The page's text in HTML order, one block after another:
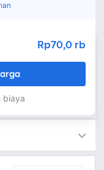
Rp70,0 rb
biaya